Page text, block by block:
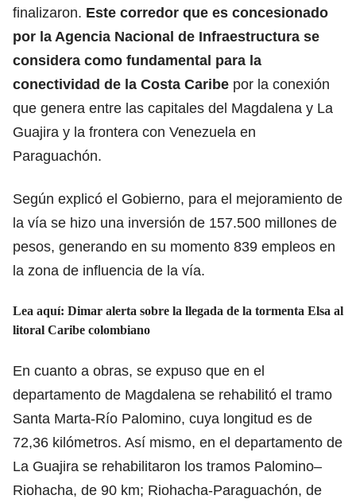
finalizaron. Este corredor que es concesionado
por la Agencia Nacional de Infraestructura se
considera como fundamental para la
conectividad de la Costa Caribe por la conexión
que genera entre las capitales del Magdalena y La
Guajira y la frontera con Venezuela en
Paraguachón.
Según explicó el Gobierno, para el mejoramiento de
la vía se hizo una inversión de 157.500 millones de
pesos, generando en su momento 839 empleos en
la zona de influencia de la vía.
Lea aquí: Dimar alerta sobre la llegada de la tormenta Elsa al
litoral Caribe colombiano
En cuanto a obras, se expuso que en el
departamento de Magdalena se rehabilitó el tramo
Santa Marta-Río Palomino, cuya longitud es de
72,36 kilómetros. Así mismo, en el departamento de
La Guajira se rehabilitaron los tramos Palomino–
Riohacha, de 90 km; Riohacha-Paraguachón, de